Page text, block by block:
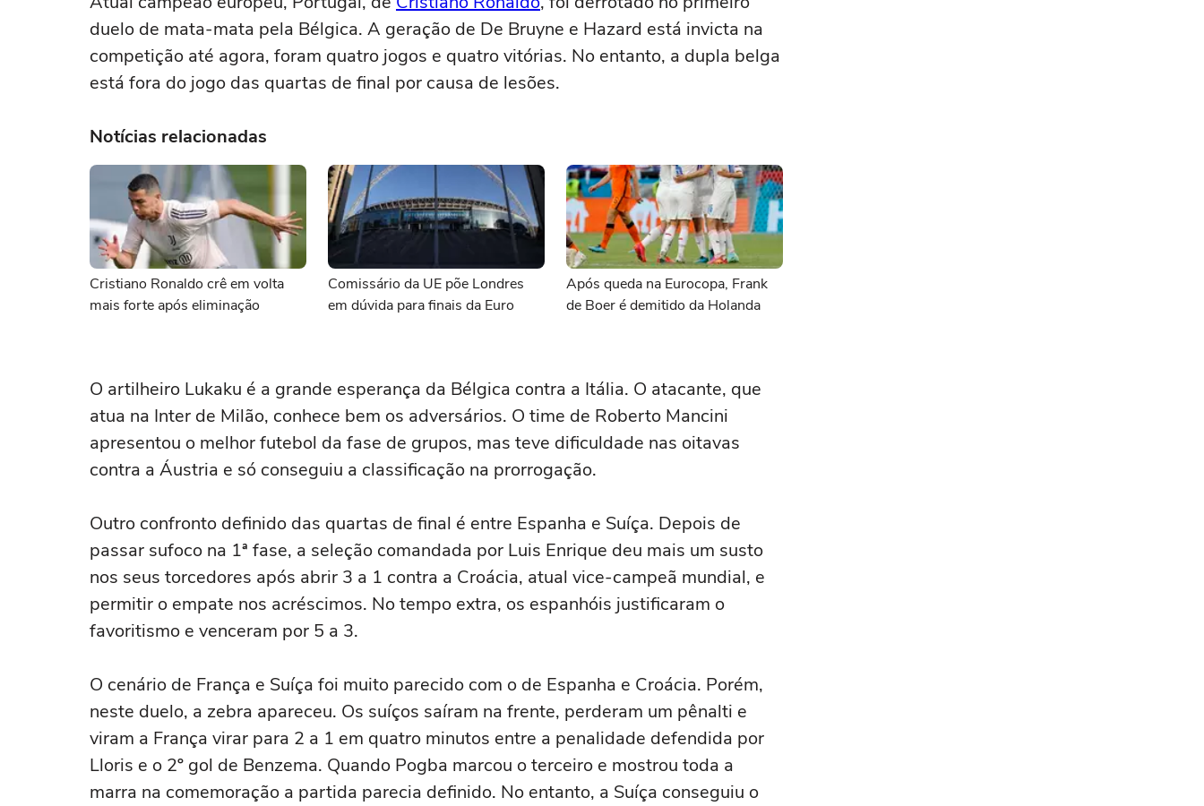
duelo de mata-mata pela Bélgica. A geração de De Bruyne e Hazard está invicta na
competição até agora, foram quatro jogos e quatro vitórias. No entanto, a dupla belga
está fora do jogo das quartas de final por causa de lesões.
Notícias relacionadas
Cristiano Ronaldo crê em volta
mais forte após eliminação
Comissário da UE põe Londres
em dúvida para finais da Euro
Após queda na Eurocopa, Frank
de Boer é demitido da Holanda
O artilheiro Lukaku é a grande esperança da Bélgica contra a Itália. O atacante, que
atua na Inter de Milão, conhece bem os adversários. O time de Roberto Mancini
apresentou o melhor futebol da fase de grupos, mas teve dificuldade nas oitavas
contra a Áustria e só conseguiu a classificação na prorrogação.
Outro confronto definido das quartas de final é entre Espanha e Suíça. Depois de
passar sufoco na 1ª fase, a seleção comandada por Luis Enrique deu mais um susto
nos seus torcedores após abrir 3 a 1 contra a Croácia, atual vice-campeã mundial, e
permitir o empate nos acréscimos. No tempo extra, os espanhóis justificaram o
favoritismo e venceram por 5 a 3.
O cenário de França e Suíça foi muito parecido com o de Espanha e Croácia. Porém,
neste duelo, a zebra apareceu. Os suíços saíram na frente, perderam um pênalti e
viram a França virar para 2 a 1 em quatro minutos entre a penalidade defendida por
Lloris e o 2º gol de Benzema. Quando Pogba marcou o terceiro e mostrou toda a
marra na comemoração a partida parecia definido. No entanto, a Suíça conseguiu o